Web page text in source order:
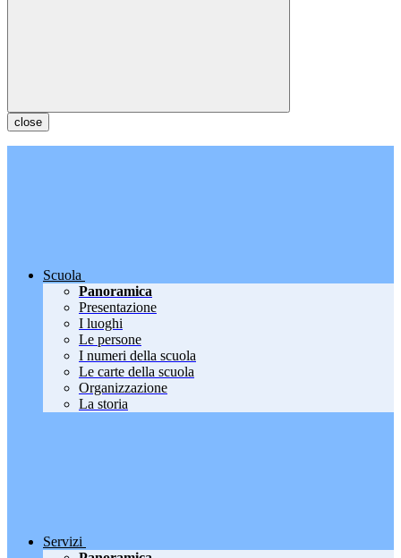
close
Scuola
Panoramica
Presentazione
I luoghi
Le persone
I numeri della scuola
Le carte della scuola
Organizzazione
La storia
Servizi